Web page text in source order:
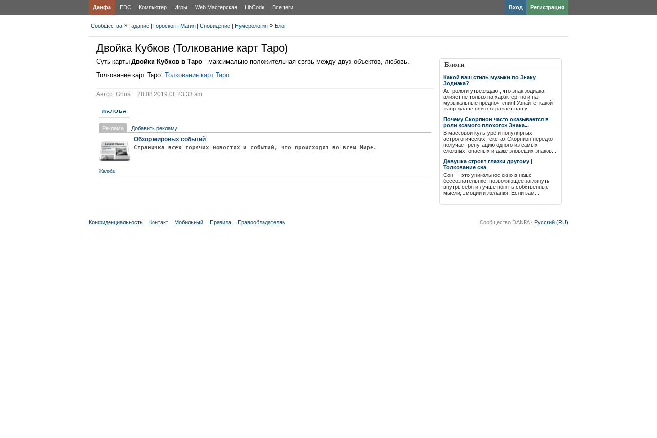
Данфа EDC Компьютер Игры Web Мастерская LibCode Все теги Регистрация
Вход
Сообщества » Гадание | Гороскоп | Магия | Сновидение | Нумерология » Блог
Двойка Кубков (Толкование карт Таро)
Суть карты Двойки Кубков в Таро - максимально положительная связь между двух объектов, любовь.
Толкование карт Таро: Толкование карт Таро.
Автор: Ghost28.08.2019 08:23:33 am
ЖАЛОБА
Реклама Добавить рекламу
Обзор мировых событий
Страничка всех горячих новостях и событий, что происходят во всём Мире.
Жалоба
Блоги
Какой ваш стиль музыки по Знаку
Зодиака?
Астрологи утверждают, что знак зодиака
влияет не только на характер, но и на
музыкальные предпочтения! Узнайте, какой
жанр лучше всего отражает вашу...
Почему Скорпион часто оказывается в
роли «самого плохого» Знака...
В массовой культуре и популярных
астрологических текстах Скорпион нередко
получает репутацию одного из самых
сложных, опасных и даже зловещих знаков...
Девушка строит глазки другому |
Толкование сна
Сон — это уникальное окно в наше
бессознательное, позволяющее заглянуть
внутрь себя и лучше понять собственные
мысли, эмоции и желания. Если вам...
Конфиденциальность Контакт Мобильный Правила Правообладателям Сообщество DANFA · Русский (RU)